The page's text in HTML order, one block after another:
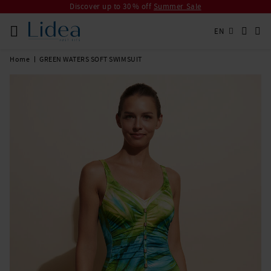
Discover up to 30 % off Summer Sale
EN
Home GREEN WATERS SOFT SWIMSUIT